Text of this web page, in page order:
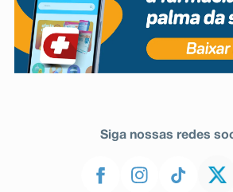
Siga nossas redes